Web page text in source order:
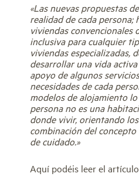
«Las nuevas propuestas
realidad de cada persona;
viviendas convencionales
inclusiva para cualquier
viviendas especializadas,
desarrollar una vida
apoyo de algunos
necesidades de cada
modelos de alojamiento
persona no es una
donde vivir, orientando
combinación del
de cuidado.»
Aquí podéis leer el